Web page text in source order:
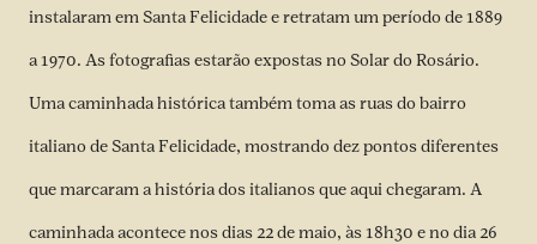
instalaram em Santa Felicidade e retratam um período de 1889
a 1970. As fotografias estarão expostas no Solar do Rosário.
Uma caminhada histórica também toma as ruas do bairro
italiano de Santa Felicidade, mostrando dez pontos diferentes
que marcaram a história dos italianos que aqui chegaram. A
caminhada acontece nos dias 22 de maio, às 18h30 e no dia 26